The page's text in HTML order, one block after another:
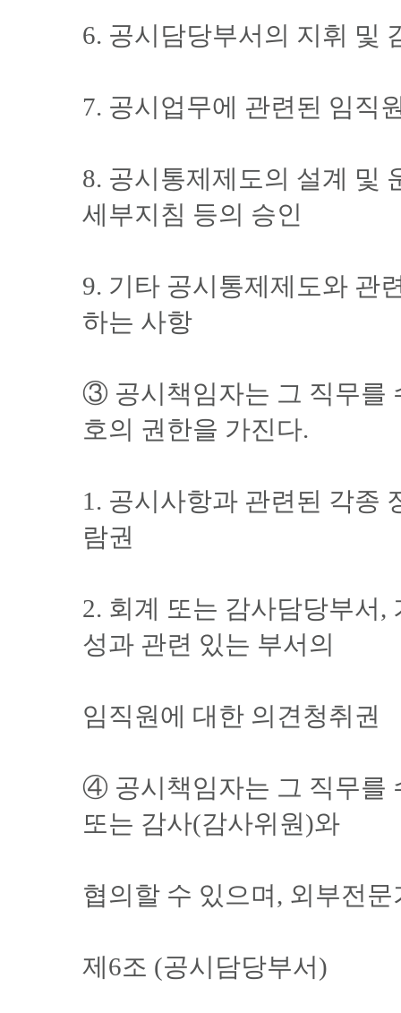
6. 공시담당부서의 지휘 및
7. 공시업무에 관련된 임직
8. 공시통제제도의 설계 및
세부지침 등의 승인
9. 기타 공시통제제도와 관
하는 사항
③ 공시책임자는 그 직무를
호의 권한을 가진다.
1. 공시사항과 관련된 각종
람권
2. 회계 또는 감사담당부서,
성과 관련 있는 부서의
임직원에 대한 의견청취권
④ 공시책임자는 그 직무를
또는 감사(감사위원)와
협의할 수 있으며, 외부전
제6조 (공시담당부서)